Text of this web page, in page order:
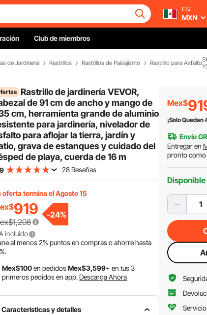
ES/
MXN
Club de miembros
de Jardinería Rastrillos Rastrillos de Paisajismo Rastrillo para Asfalto
Rastrillo de jardinería VEVOR,
de 91 cm de ancho y mango de
cm, herramienta grande de aluminio
para jardinería, nivelador de
para aflojar la tierra, jardín y
grava de estanques y cuidado del
de playa, cuerda de 16 m
28 Reseñas
oferta termina el Agosto 15
919 -24%
incluido
al menos2% puntos en compras o ahorre hasta
.
Mex$100en pedidosMex$3,599+ en tus 3
primeros pedidos en app. Descarga Ahora
Características y detalles
Mex$
¡Solo Quedan
Envío
Entregar en
pronto como
Disponible